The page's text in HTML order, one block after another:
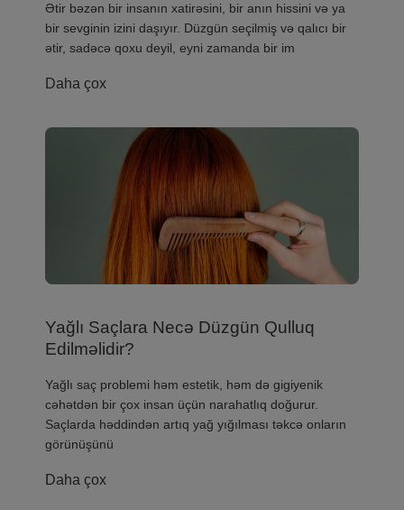
Ətir bəzən bir insanın xatirəsini, bir anın hissini və ya
bir sevginin izini daşıyır. Düzgün seçilmiş və qalıcı bir
ətir, sadəcə qoxu deyil, eyni zamanda bir im
Daha çox
Yağlı Saçlara Necə Düzgün Qulluq
Edilməlidir?
Yağlı saç problemi həm estetik, həm də gigiyenik
cəhətdən bir çox insan üçün narahatlıq doğurur.
Saçlarda həddindən artıq yağ yığılması təkcə onların
görünüşünü
Daha çox